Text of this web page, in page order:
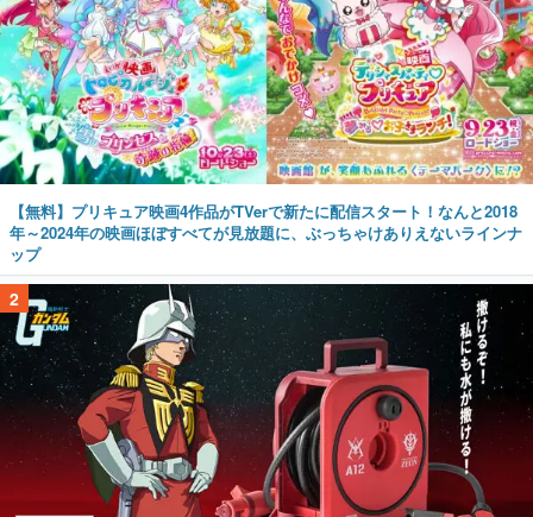
【無料】プリキュア映画4作品がTVerで新たに配信スタート！なんと2018
年～2024年の映画ほぼすべてが見放題に、ぶっちゃけありえないラインナ
ップ
2